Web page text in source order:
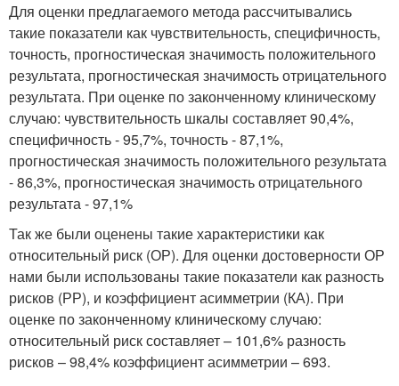
Для оценки предлагаемого метода рассчитывались
такие показатели как чувствительность, специфичность,
точность, прогностическая значимость положительного
результата, прогностическая значимость отрицательного
результата. При оценке по законченному клиническому
случаю: чувствительность шкалы составляет 90,4%,
специфичность - 95,7%, точность - 87,1%,
прогностическая значимость положительного результата
- 86,3%, прогностическая значимость отрицательного
результата - 97,1%
Так же были оценены такие характеристики как
относительный риск (ОР). Для оценки достоверности ОР
нами были использованы такие показатели как разность
рисков (РР), и коэффициент асимметрии (КА). При
оценке по законченному клиническому случаю:
относительный риск составляет – 101,6% разность
рисков – 98,4% коэффициент асимметрии – 693.